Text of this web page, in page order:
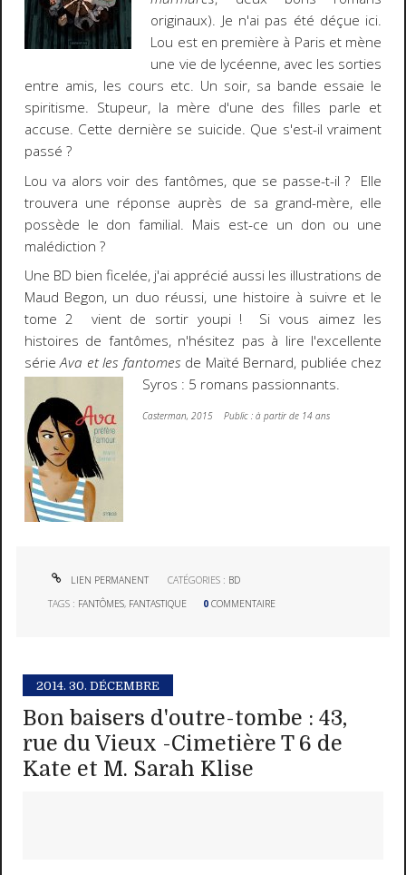
originaux). Je n'ai pas été déçue ici.
Lou est en première à Paris et mène
une vie de lycéenne, avec les sorties
entre amis, les cours etc. Un soir, sa bande essaie le
spiritisme. Stupeur, la mère d'une des filles parle et
accuse. Cette dernière se suicide. Que s'est-il vraiment
passé ?
Lou va alors voir des fantômes, que se passe-t-il ? Elle
trouvera une réponse auprès de sa grand-mère, elle
possède le don familial. Mais est-ce un don ou une
malédiction ?
Une BD bien ficelée, j'ai apprécié aussi les illustrations de
Maud Begon, un duo réussi, une histoire à suivre et le
tome 2 vient de sortir youpi ! Si vous aimez les
histoires de fantômes, n'hésitez pas à lire l'excellente
sérieAva et les fantomes de Maïté Bernard, publiée chez
Syros : 5 romans passionnants.
Casterman, 2015 Public : à partir de 14 ans
LIEN PERMANENT CATÉGORIES : BD
TAGS : FANTÔMES, FANTASTIQUE 0 COMMENTAIRE
2014. 30. DÉCEMBRE
Bon baisers d'outre-tombe : 43,
rue du Vieux -Cimetière T 6 de
Kate et M. Sarah Klise